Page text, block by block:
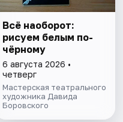
Всё наоборот:
рисуем белым по-
чёрному
6 августа 2026 •
четверг
Мастерская театрального
художника Давида
Боровского